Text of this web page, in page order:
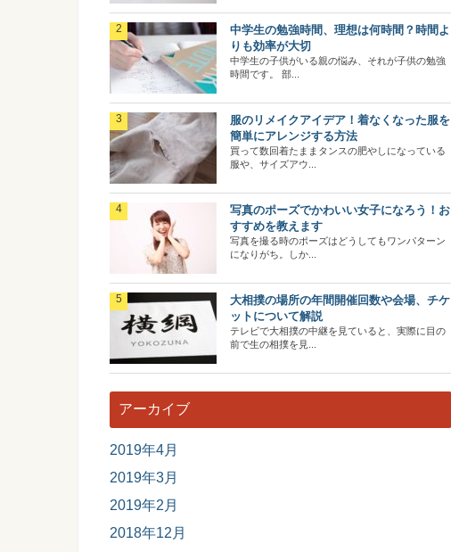
中学生の勉強時間、理想は何時間？時間よ
りも効率が大切
中学生の子供がいる親の悩み、それが子供の勉強
時間です。 部...
服のリメイクアイデア！着なくなった服を
簡単にアレンジする方法
買って数回着たままタンスの肥やしになっている
服や、サイズアウ...
写真のポーズでかわいい女子になろう！お
すすめを教えます
写真を撮る時のポーズはどうしてもワンパターン
になりがち。しか...
大相撲の場所の年間開催回数や会場、チケ
ットについて解説
テレビで大相撲の中継を見ていると、実際に目の
前で生の相撲を見...
アーカイブ
2019年4月
2019年3月
2019年2月
2018年12月